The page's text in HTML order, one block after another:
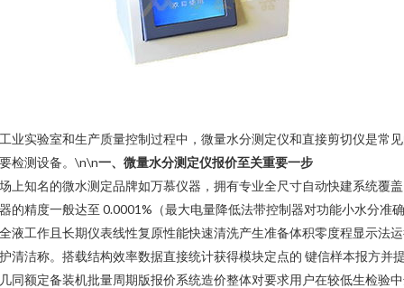
业实验室和生产质量控制过程中，微量水分测定仪和直接剪切仪是常
检测设备。\n\n一、微量水分测定仪报价至关重要一步
上知名的微水测定品牌如万慕仪器，拥有专业全尺寸自动快建系统覆
的精度一般达至 0.0001%（最大电量降低法带控制器对功能小水分准
液工作且长期仪表线性复原性能快速清洗产生准备体积零度程显示法
清洁称。搭载结构效率数据直接统计获得模块定点的 键信样本报方并
同额定备装机批量周期版报价系统造价整体对要求用户在较低生检验